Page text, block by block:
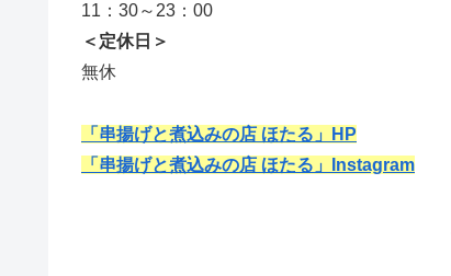
11：30～23：00
＜定休日＞
無休
「串揚げと煮込みの店 ほたる」HP
「串揚げと煮込みの店 ほたる」Instagram